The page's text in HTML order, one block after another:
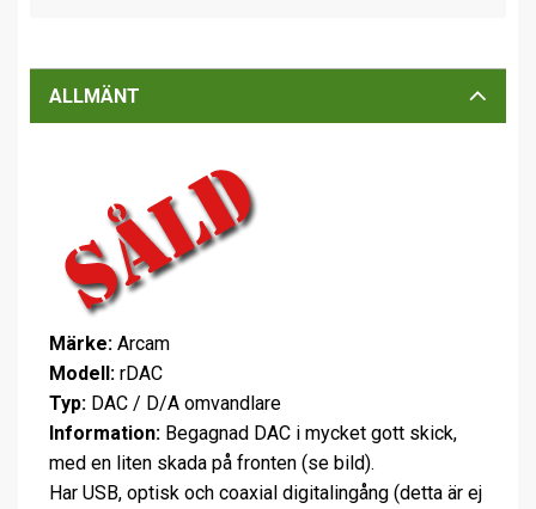
ALLMÄNT
Märke: Arcam
Modell: rDAC
Typ: DAC / D/A omvandlare
Information: Begagnad DAC i mycket gott skick,
med en liten skada på fronten (se bild).
Har USB, optisk och coaxial digitalingång (detta är ej